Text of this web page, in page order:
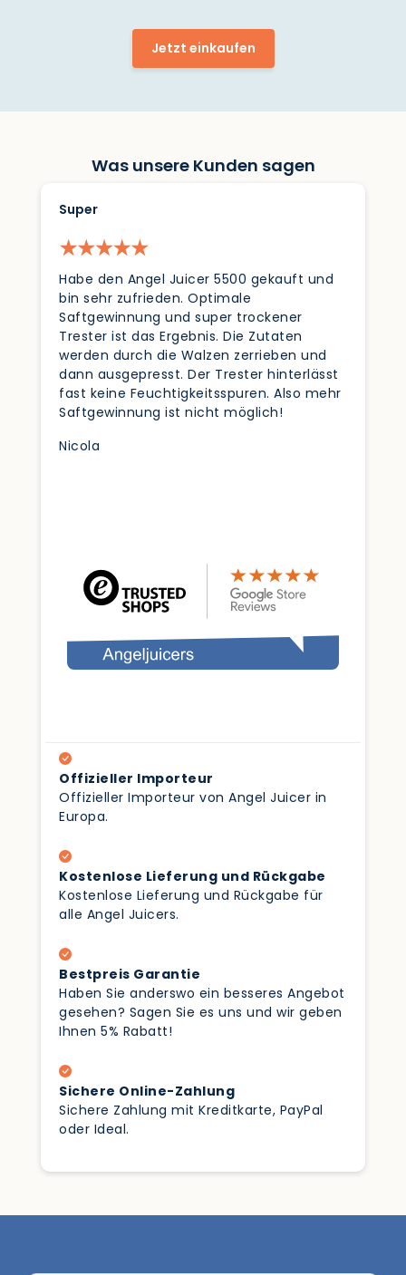
Jetzt einkaufen
Was unsere Kunden sagen
Super
Habe den Angel Juicer 5500 gekauft und
bin sehr zufrieden. Optimale
Saftgewinnung und super trockener
Trester ist das Ergebnis. Die Zutaten
werden durch die Walzen zerrieben und
dann ausgepresst. Der Trester hinterlässt
fast keine Feuchtigkeitsspuren. Also mehr
Saftgewinnung ist nicht möglich!
Nicola
Offizieller Importeur
Offizieller Importeur von Angel Juicer in
Europa.
Kostenlose Lieferung und Rückgabe
Kostenlose Lieferung und Rückgabe für
alle Angel Juicers.
Bestpreis Garantie
Haben Sie anderswo ein besseres Angebot
gesehen? Sagen Sie es uns und wir geben
Ihnen 5% Rabatt!
Sichere Online-Zahlung
Sichere Zahlung mit Kreditkarte, PayPal
oder Ideal.